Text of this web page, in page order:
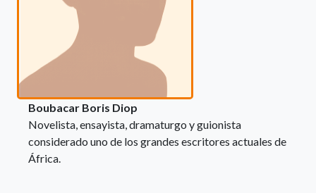
Boubacar Boris Diop
Novelista, ensayista, dramaturgo y guionista
considerado uno de los grandes escritores actuales de
África.